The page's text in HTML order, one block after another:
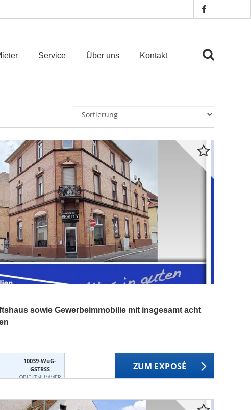
Service Über uns Kontakt
sowie Gewerbeimmobilie mit insgesamt acht
10039-WuG-
GSTRSS
OBJEKTNUMMER
ZUM EXPOSÉ